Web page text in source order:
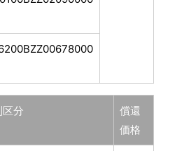
分
償還
価格